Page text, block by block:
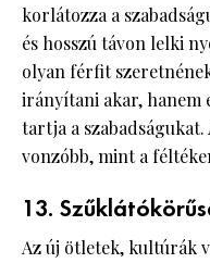
korlátozza a
és hosszú távon lelki
olyan férfit
irányítani akar, hanem
tartja a
vonzóbb, mint a
13.
Az új ötletek, kultúrák